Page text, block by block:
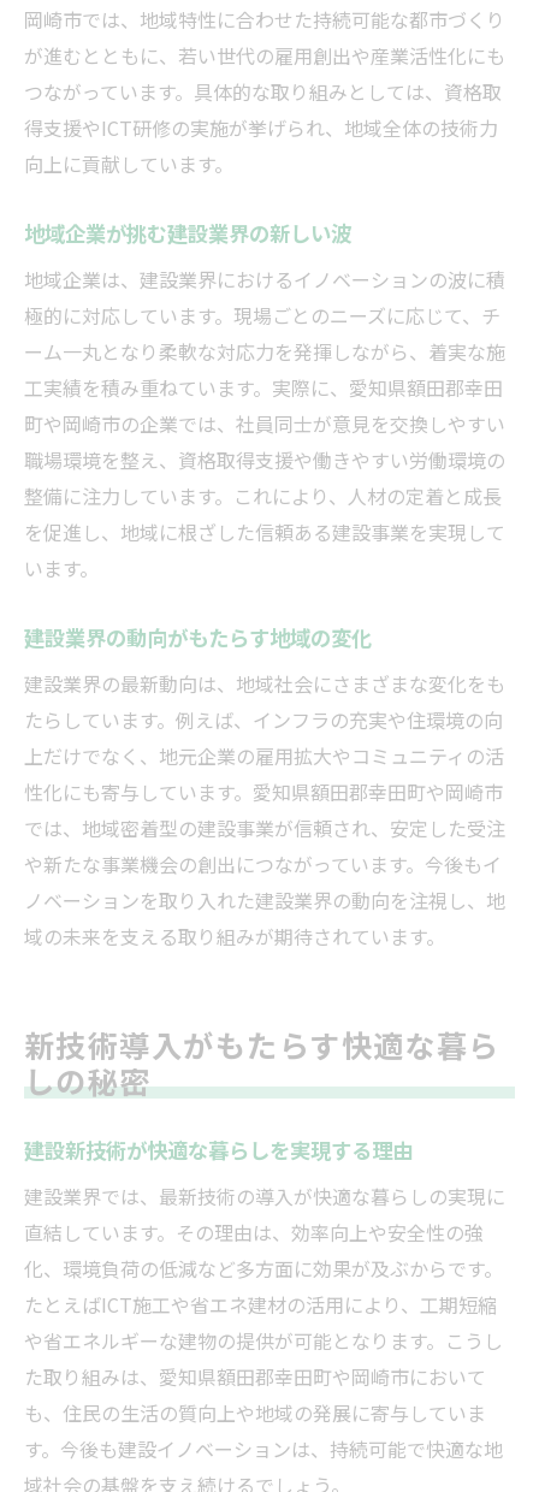
岡崎市では、地域特性に合わせた持続可能な都市づくり
が進むとともに、若い世代の雇用創出や産業活性化にも
つながっています。具体的な取り組みとしては、資格取
得支援やICT研修の実施が挙げられ、地域全体の技術力
向上に貢献しています。
地域企業が挑む建設業界の新しい波
地域企業は、建設業界におけるイノベーションの波に積
極的に対応しています。現場ごとのニーズに応じて、チ
ーム一丸となり柔軟な対応力を発揮しながら、着実な施
工実績を積み重ねています。実際に、愛知県額田郡幸田
町や岡崎市の企業では、社員同士が意見を交換しやすい
職場環境を整え、資格取得支援や働きやすい労働環境の
整備に注力しています。これにより、人材の定着と成長
を促進し、地域に根ざした信頼ある建設事業を実現して
います。
建設業界の動向がもたらす地域の変化
建設業界の最新動向は、地域社会にさまざまな変化をも
たらしています。例えば、インフラの充実や住環境の向
上だけでなく、地元企業の雇用拡大やコミュニティの活
性化にも寄与しています。愛知県額田郡幸田町や岡崎市
では、地域密着型の建設事業が信頼され、安定した受注
や新たな事業機会の創出につながっています。今後もイ
ノベーションを取り入れた建設業界の動向を注視し、地
域の未来を支える取り組みが期待されています。
新技術導入がもたらす快適な暮ら
しの秘密
建設新技術が快適な暮らしを実現する理由
建設業界では、最新技術の導入が快適な暮らしの実現に
直結しています。その理由は、効率向上や安全性の強
化、環境負荷の低減など多方面に効果が及ぶからです。
たとえばICT施工や省エネ建材の活用により、工期短縮
や省エネルギーな建物の提供が可能となります。こうし
た取り組みは、愛知県額田郡幸田町や岡崎市において
も、住民の生活の質向上や地域の発展に寄与していま
す。今後も建設イノベーションは、持続可能で快適な地
域社会の基盤を支え続けるでしょう。